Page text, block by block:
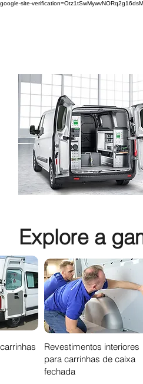
google-site-
Explore a
Revestimentos interiores
para carrinhas de caixa
fechada